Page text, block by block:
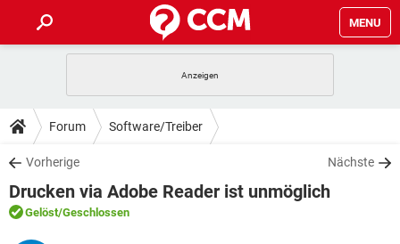
MENU
ANDROID IOS
WINDOWS 10
WHATSAPP TIKTOK
FACEBOOK
TIPPS & TRICKS
SPIELE
WINDOWS 10
WHATSAPP
DOWNLOADS
SPIELE STREAMING
ANDROID
FORUM
SPIELE
Forum Software/Treiber
Vorherige Nächste
Drucken via Adobe Reader ist unmöglich
Gelöst/Geschlossen